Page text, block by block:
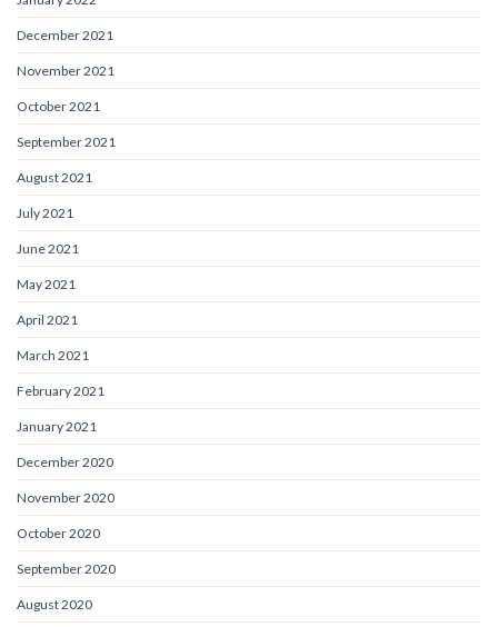
December 2021
November 2021
October 2021
September 2021
August 2021
July 2021
June 2021
May 2021
April 2021
March 2021
February 2021
January 2021
December 2020
November 2020
October 2020
September 2020
August 2020